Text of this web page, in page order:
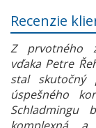
Recenzie
Z prvotného
vďaka Petre
stal skutočný
úspešného
Schladmingu